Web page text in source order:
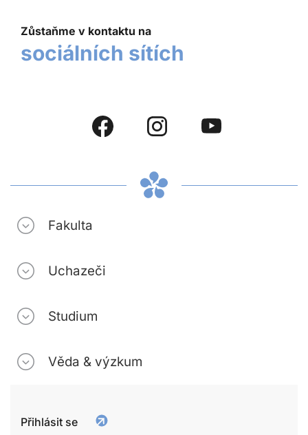
Zůstaňme v kontaktu na
sociálních sítích
Fakulta
Uchazeči
Studium
Věda & výzkum
Přihlásit se